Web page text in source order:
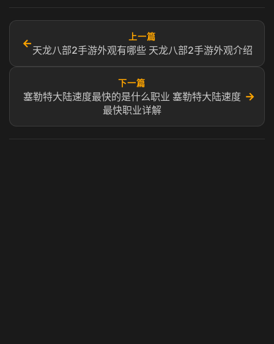
←
上一篇
天龙八部2手游外观有哪些 天龙八部2手游外观介绍
下一篇
塞勒特大陆速度最快的是什么职业 塞勒特大陆速度
最快职业详解
→